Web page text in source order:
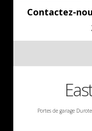
Contactez-
Portes de garage